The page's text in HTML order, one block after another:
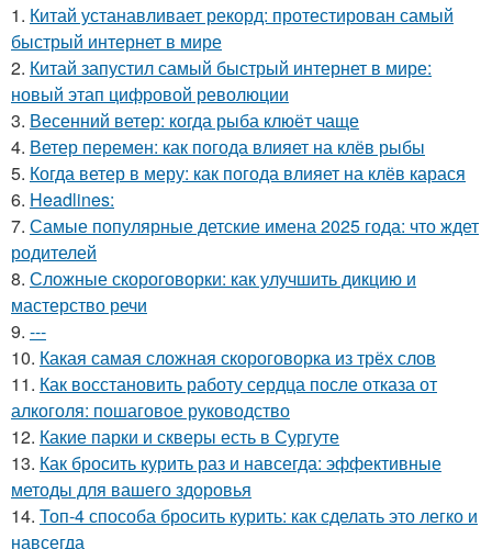
1. Китай устанавливает рекорд: протестирован самый
быстрый интернет в мире
2. Китай запустил самый быстрый интернет в мире:
новый этап цифровой революции
3. Весенний ветер: когда рыба клюёт чаще
4. Ветер перемен: как погода влияет на клёв рыбы
5. Когда ветер в меру: как погода влияет на клёв карася
6. Headlines:
7. Самые популярные детские имена 2025 года: что ждет
родителей
8. Сложные скороговорки: как улучшить дикцию и
мастерство речи
9. ---
10. Какая самая сложная скороговорка из трёх слов
11. Как восстановить работу сердца после отказа от
алкоголя: пошаговое руководство
12. Какие парки и скверы есть в Сургуте
13. Как бросить курить раз и навсегда: эффективные
методы для вашего здоровья
14. Топ-4 способа бросить курить: как сделать это легко и
навсегда